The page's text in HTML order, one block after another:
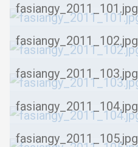
fasiangy_2011_101.jpg
fasiangy_2011_102.jpg
fasiangy_2011_103.jpg
fasiangy_2011_104.jpg
fasiangy_2011_105.jpg